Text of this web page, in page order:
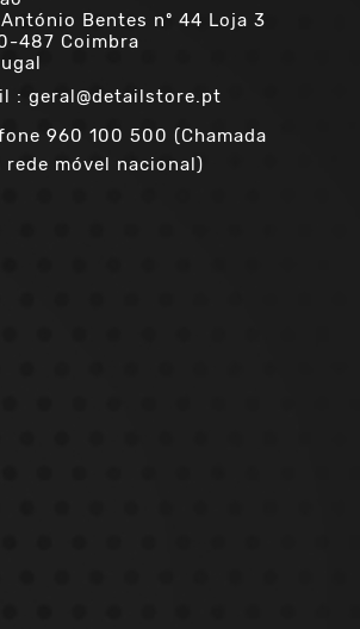
António Bentes nº 44 Loja 3
487 Coimbra
: geral@detailstore.pt
960 100 500 (Chamada
rede móvel nacional)